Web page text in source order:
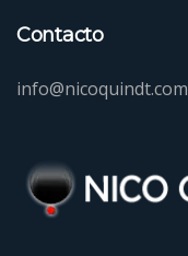
Contacto
info@nicoquindt.com